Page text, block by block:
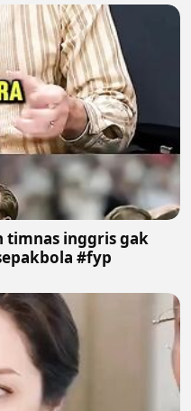
timnas inggris gak
#fyp